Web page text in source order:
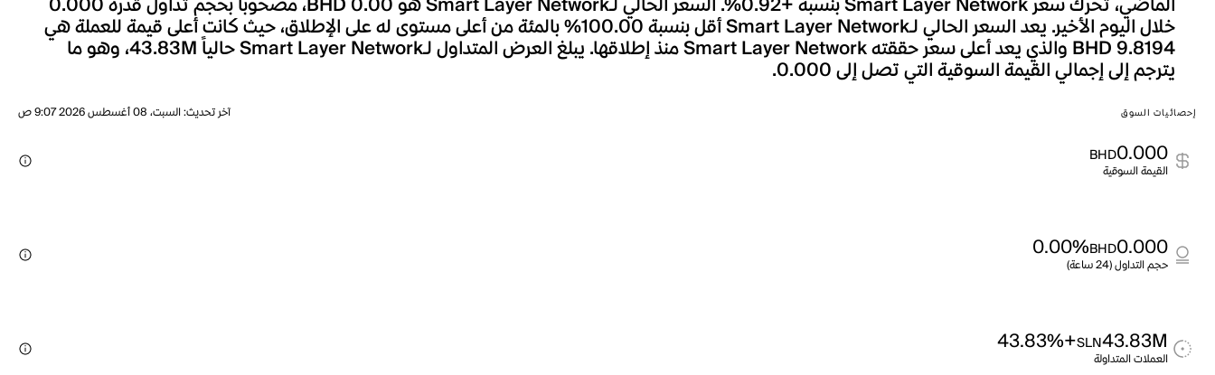
خلال اليوم الأخير. يعد السعر الحالي لـSmart Layer Network أقل بنسبة 100.00% بالمئة من أعلى مستوى له على الإطلاق، حيث كانت أعلى قيمة للعملة هي
BHD 9.8194 والذي يعد أعلى سعر حققته Smart Layer Network منذ إطلاقها. يبلغ العرض المتداول لـSmart Layer Network حالياً 43.83M، وهو ما
يترجم إلى إجمالي القيمة السوقية التي تصل إلى 0.000.
إحصائيات السوق آخر تحديث:السبت، 08 أغسطس 2026 9:07 ص
0.000
BHD
القيمة السوقية
0.000
BHD
0.00%
حجم التداول (24 ساعة)
43.83M
SLN
+43.83%
العملات المتداولة